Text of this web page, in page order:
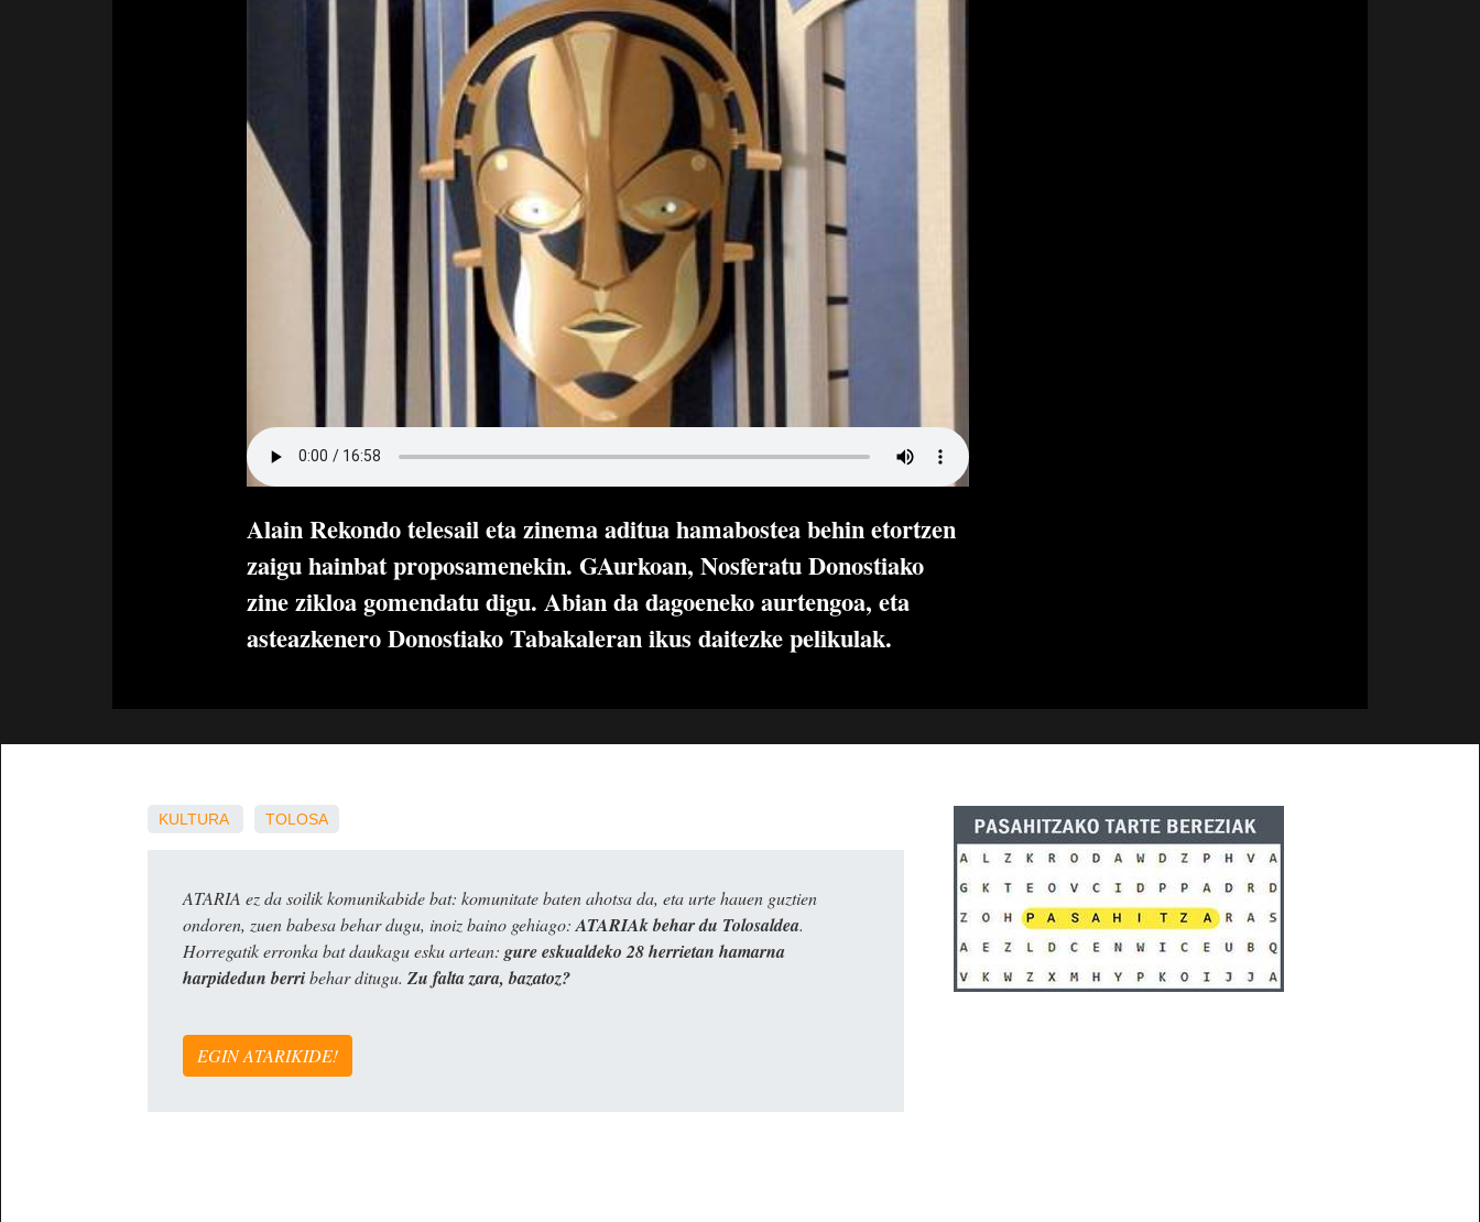
Alain Rekondo telesail eta zinema aditua hamabostea behin etortzen
zaigu hainbat proposamenekin. GAurkoan, Nosferatu Donostiako
zine zikloa gomendatu digu. Abian da dagoeneko aurtengoa, eta
asteazkenero Donostiako Tabakaleran ikus daitezke pelikulak.
KULTURA TOLOSA
ATARIA ez da soilik komunikabide bat: komunitate baten ahotsa da, eta urte hauen guztien
ondoren, zuen babesa behar dugu, inoiz baino gehiago: ATARIAk behar du Tolosaldea.
Horregatik erronka bat daukagu esku artean: gure eskualdeko 28 herrietan hamarna
harpidedun berribehar ditugu. Zu falta zara, bazatoz?
EGIN ATARIKIDE!